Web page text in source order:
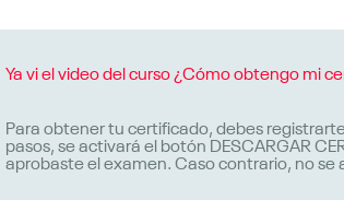
Ya vi el video del curso ¿Cómo obtengo mi
Para obtener tu certificado, debes
pasos, se activará el botón DESCARGAR
aprobaste el examen. Caso contrario, no se